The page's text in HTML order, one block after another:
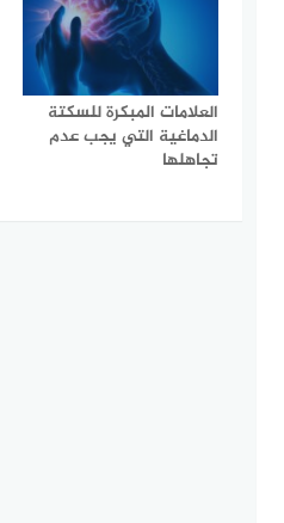
العلامات المبكرة للسكتة
الدماغية التي يجب عدم
تجاهلها